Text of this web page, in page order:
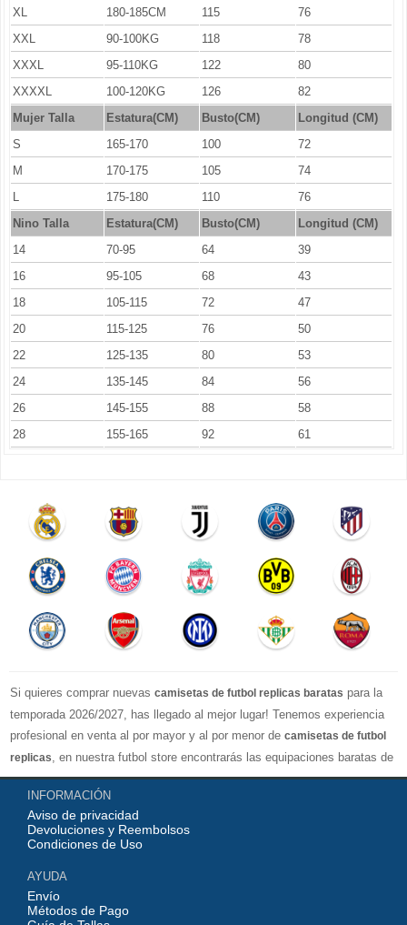
XL
180-185CM 115
76
XXL
90-100KG 118
78
XXXL
95-110KG 122
80
XXXXL
100-120KG 126
82
Mujer Talla
Estatura(CM) Busto(CM)
Longitud (CM)
S
165-170 100
72
M
170-175 105
74
L
175-180 110
76
Nino Talla
Estatura(CM) Busto(CM)
Longitud (CM)
14
70-95 64
39
16
95-105 68
43
18
105-115 72
47
20
115-125 76
50
22
125-135 80
53
24
135-145 84
56
26
145-155 88
58
28
155-165 92 61
Si quieres comprar nuevas camisetas de futbol replicas baratas para la
temporada 2026/2027, has llegado al mejor lugar! Tenemos experiencia
profesional en venta al por mayor y al por menor de camisetas de futbol
replicas
, en nuestra futbol store encontrarás las equipaciones baratas de
los clubes más importantes y los equipos nacionales más fuertes del
mundo, nuestro jersey es directamente de fábrica, lo que garantiza que la
serie de camisetas tenga una calidad numerosa, completa y excelente
con una variedad de estilos confiable, Actualizar rápidamente las
Barcelona, real madrid jersey, Atletico de Madrid shirt, camiseta
Manchester United...etc! Nuestra misión es ofrecer a los fanáticos del
INFORMACIÓN
Aviso de privacidad
Devoluciones y Reembolsos
Condiciones de Uso
AYUDA
Envío
Métodos de Pago